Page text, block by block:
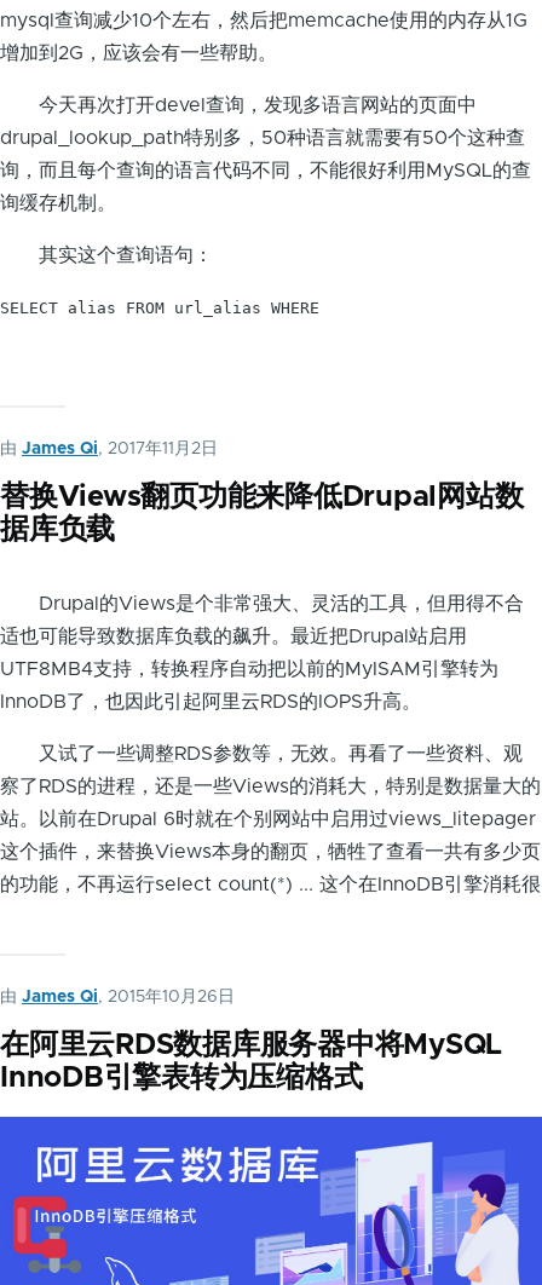
mysql查询减少10个左右，然后把memcache使用的内存从1G
增加到2G，应该会有一些帮助。
今天再次打开devel查询，发现多语言网站的页面中
drupal_lookup_path特别多，50种语言就需要有50个这种查
询，而且每个查询的语言代码不同，不能很好利用MySQL的查
询缓存机制。
其实这个查询语句：
SELECT alias FROM url_alias WHERE
由 James Qi, 2017年11月2日
替换Views翻页功能来降低Drupal网站数
据库负载
Drupal的Views是个非常强大、灵活的工具，但用得不合
适也可能导致数据库负载的飙升。最近把Drupal站启用
UTF8MB4支持，转换程序自动把以前的MyISAM引擎转为
InnoDB了，也因此引起阿里云RDS的IOPS升高。
又试了一些调整RDS参数等，无效。再看了一些资料、观
察了RDS的进程，还是一些Views的消耗大，特别是数据量大的
站。以前在Drupal 6时就在个别网站中启用过views_litepager
这个插件，来替换Views本身的翻页，牺牲了查看一共有多少页
的功能，不再运行select count(*) ... 这个在InnoDB引擎消耗很
由 James Qi, 2015年10月26日
在阿里云RDS数据库服务器中将MySQL
InnoDB引擎表转为压缩格式